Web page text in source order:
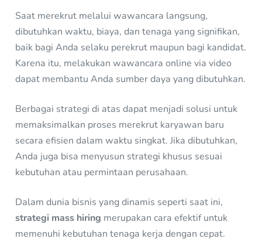
Saat merekrut melalui wawancara langsung,
dibutuhkan waktu, biaya, dan tenaga yang signifikan,
baik bagi Anda selaku perekrut maupun bagi kandidat.
Karena itu, melakukan wawancara online via video
dapat membantu Anda sumber daya yang dibutuhkan.
Berbagai strategi di atas dapat menjadi solusi untuk
memaksimalkan proses merekrut karyawan baru
secara efisien dalam waktu singkat. Jika dibutuhkan,
Anda juga bisa menyusun strategi khusus sesuai
kebutuhan atau permintaan perusahaan.
Dalam dunia bisnis yang dinamis seperti saat ini,
strategi mass hiring merupakan cara efektif untuk
memenuhi kebutuhan tenaga kerja dengan cepat.